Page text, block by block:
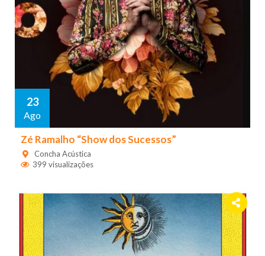
23
Ago
Zé Ramalho “Show dos Sucessos”
Concha Acústica
399 visualizações